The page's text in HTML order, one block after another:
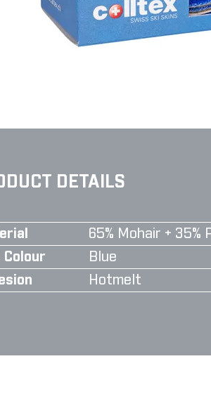
DETAILS
65% Mohair + 35%
Colour
Blue
Hotmelt